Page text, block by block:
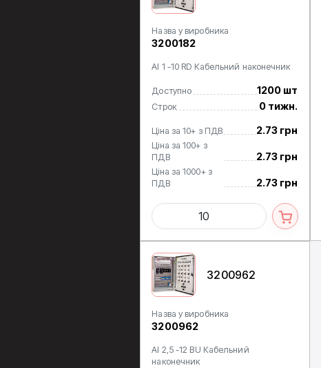
Назва у виробника
3200182
AI 1 -10 RD Кабельний наконечник
Доступно 1200 шт
Строк 0 тижн.
Ціна за 10+ з ПДВ 2.73 грн
Ціна за 100+ з
ПДВ
2.73 грн
Ціна за 1000+ з
ПДВ
2.73 грн
3200962
Назва у виробника
3200962
AI 2,5 -12 BU Кабельний
наконечник